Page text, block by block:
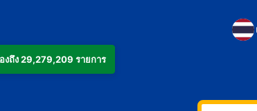
งถึง 29,279,209 รายการ